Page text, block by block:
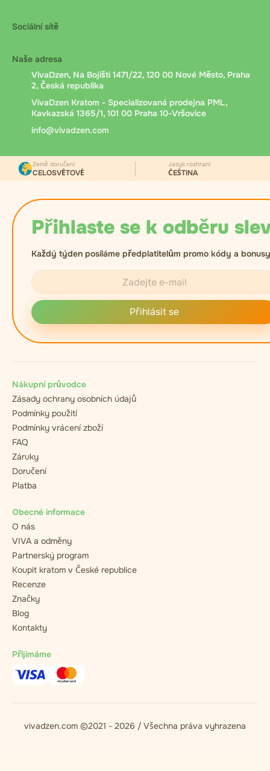
Sociální sítě
Naše adresa
VivaDzen, Na Bojišti 1471/22, 120 00 Nové Město, Praha
2, Česká republika
VivaDzen Kratom - Specializovaná prodejna PML,
Kavkazská 1365/1, 101 00 Praha 10-Vršovice
info@vivadzen.com
Přihlaste se k odběru
Každý týden posíláme předplatitelům promo kódy a
Přihlásit se
Země doručení
CELOSVĚTOVĚ
Jazyk rozhraní
ČEŠTINA
Nákupní průvodce
Zásady ochrany osobních údajů
Podmínky použití
Podmínky vrácení zboží
FAQ
Záruky
Doručení
Platba
Obecné informace
O nás
VIVA a odměny
Partnerský program
Koupit kratom v České republice
Recenze
Značky
Blog
Kontakty
Přijímáme
vivadzen.com ©2021 - 2026 / Všechna práva vyhrazena